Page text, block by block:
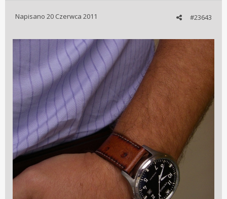
#23643
Napisano 20 Czerwca 2011